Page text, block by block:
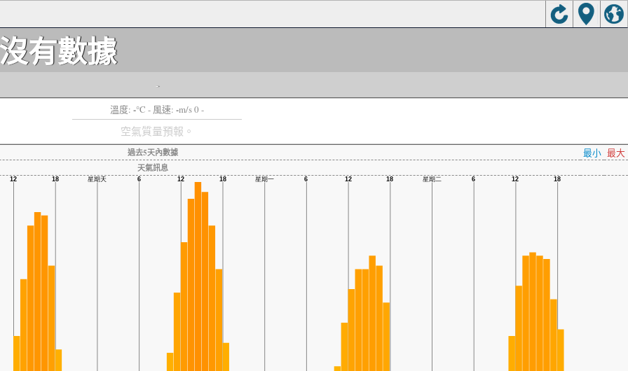
有數據
-
溫度: -°C - 風速: -m/s 0 -
空氣質量預報。
過去5天內數據 最小 最大
天氣訊息